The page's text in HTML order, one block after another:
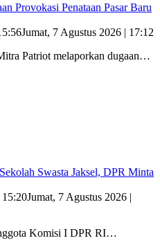
Provokasi Penataan Pasar Baru
Jumat, 7 Agustus 2026 | 17:12
Patriot melaporkan dugaan…
Swasta Jaksel, DPR Minta
15:20Jumat, 7 Agustus 2026 |
Komisi I DPR RI…